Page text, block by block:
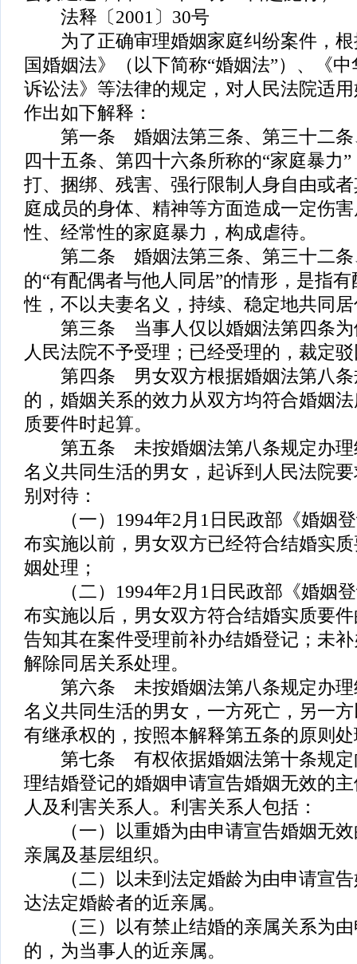
法释〔2001〕30号
为了正确审理婚姻家庭纠纷案件，根
国婚姻法》（以下简称“婚姻法”）、《
诉讼法》等法律的规定，对人民法院适
作出如下解释：
第一条 婚姻法第三条、第三十二条
四十五条、第四十六条所称的“家庭暴力
打、捆绑、残害、强行限制人身自由或
庭成员的身体、精神等方面造成一定伤
性、经常性的家庭暴力，构成虐待。
第二条 婚姻法第三条、第三十二条
的“有配偶者与他人同居”的情形，是指
性，不以夫妻名义，持续、稳定地共同
第三条 当事人仅以婚姻法第四条为
人民法院不予受理；已经受理的，裁定
第四条 男女双方根据婚姻法第八条
的，婚姻关系的效力从双方均符合婚姻
质要件时起算。
第五条 未按婚姻法第八条规定办理
名义共同生活的男女，起诉到人民法院
别对待：
（一）1994年2月1日民政部《婚姻登
布实施以前，男女双方已经符合结婚实
姻处理；
（二）1994年2月1日民政部《婚姻登
布实施以后，男女双方符合结婚实质要
告知其在案件受理前补办结婚登记；未
解除同居关系处理。
第六条 未按婚姻法第八条规定办理
名义共同生活的男女，一方死亡，另一
有继承权的，按照本解释第五条的原则
第七条 有权依据婚姻法第十条规定
理结婚登记的婚姻申请宣告婚姻无效的
人及利害关系人。利害关系人包括：
（一）以重婚为由申请宣告婚姻无效
亲属及基层组织。
（二）以未到法定婚龄为由申请宣告
达法定婚龄者的近亲属。
（三）以有禁止结婚的亲属关系为由
的，为当事人的近亲属。